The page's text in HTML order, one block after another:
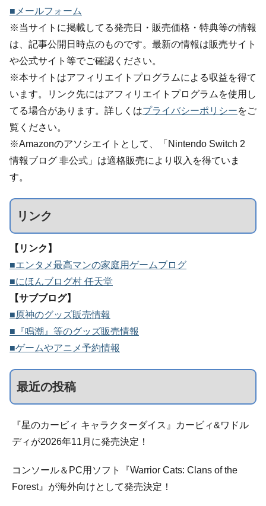
■メールフォーム
※当サイトに掲載してる発売日・販売価格・特典等の情報
は、記事公開日時点のものです。最新の情報は販売サイト
や公式サイト等でご確認ください。
※本サイトはアフィリエイトプログラムによる収益を得て
います。リンク先にはアフィリエイトプログラムを使用し
てる場合があります。詳しくはプライバシーポリシーをご
覧ください。
※Amazonのアソシエイトとして、「Nintendo Switch 2
情報ブログ 非公式」は適格販売により収入を得ていま
す。
リンク
【リンク】
■エンタメ最高マンの家庭用ゲームブログ
■にほんブログ村 任天堂
【サブブログ】
■原神のグッズ販売情報
■『鳴潮』等のグッズ販売情報
■ゲームやアニメ予約情報
最近の投稿
『星のカービィ キャラクターダイス』カービィ&ワドル
ディが2026年11月に発売決定！
コンソール＆PC用ソフト『Warrior Cats: Clans of the
Forest』が海外向けとして発売決定！